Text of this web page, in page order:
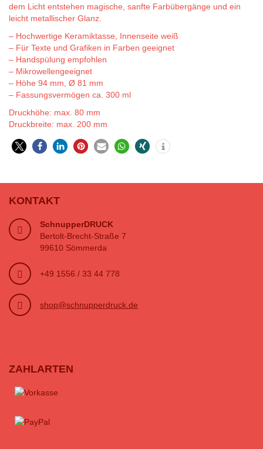
dem Licht entstehen magische, sanfte Farbübergänge und ein
leicht metallischer Glanz.
– Hochwertige Keramiktasse, Innenseite weiß
– Für Texte und Grafiken in Farben geeignet
– Handspülung empfohlen
– Mikrowellengeeignet
– Höhe 94 mm, Ø 81 mm
– Fassungsvermögen ca. 300 ml
Druckhöhe: max. 80 mm
Druckbreite: max. 200 mm
KONTAKT
SchnupperDRUCK
Bertolt-Brecht-Straße 7
99610 Sömmerda
+49 1556 / 33 44 778
shop@schnupperdruck.de
ZAHLARTEN